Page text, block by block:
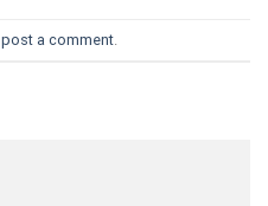
post a comment